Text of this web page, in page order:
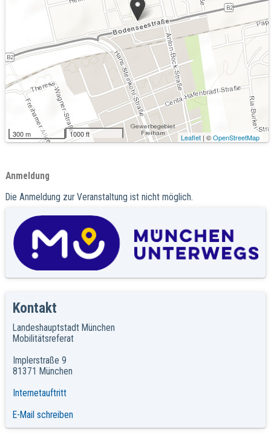
300 m 1000 ft Leaflet| ©OpenStreetMap
Anmeldung
Die Anmeldung zur Veranstaltung ist nicht möglich.
Kontakt
Landeshauptstadt München
Mobilitätsreferat
Implerstraße 9
81371 München
Internetauftritt
E-Mail schreiben